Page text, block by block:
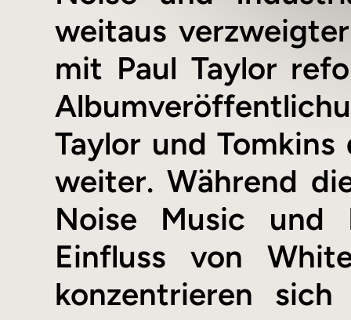
weitaus
mit Paul Taylor
Taylor und
weiter. Während
Noise Music und
Einfluss von
konzentrieren